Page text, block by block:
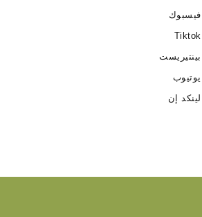
فيسبوك
Tiktok
بينتيريست
يوتيوب
لينكد إن